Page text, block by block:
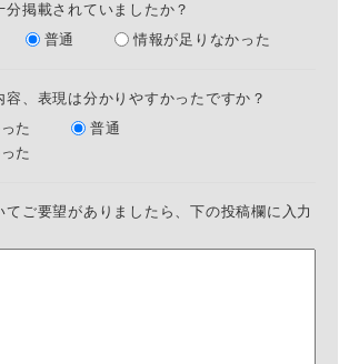
分掲載されていましたか？
普通 情報が足りなかった
容、表現は分かりやすかったですか？
た
普通
た
てご要望がありましたら、下の投稿欄に入力